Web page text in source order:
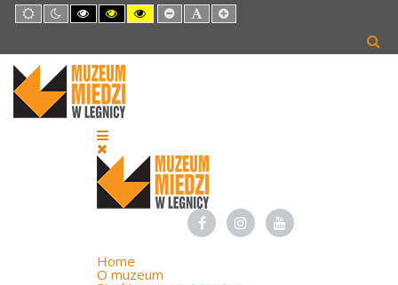
Default
mode
Night
mode
High
Contrast
mode
High
Contrast
mode
High
Contrast
mode
Set
Smaller
Set
Default
Set
Larger
Home
O muzeum